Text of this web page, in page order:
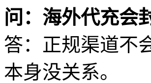
问：海外代充会
答：正规渠道不
本身没关系。